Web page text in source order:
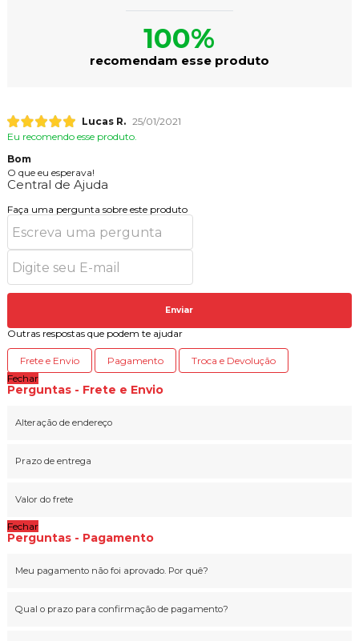
100%
recomendam esse produto
Lucas R. 25/01/2021
Eu recomendo esse produto.
Bom
O que eu esperava!
Central de Ajuda
Faça uma pergunta sobre este produto
Enviar
Outras respostas que podem te ajudar
Frete e Envio Pagamento
Troca e Devolução
Fechar
Perguntas - Frete e Envio
Alteração de endereço
Prazo de entrega
Valor do frete
Fechar
Perguntas - Pagamento
Meu pagamento não foi aprovado. Por quê?
Qual o prazo para confirmação de pagamento?